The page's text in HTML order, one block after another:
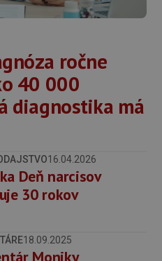
ročne
40 000
diagnostika má
16.04.2026
Deň narcisov
30 rokov
18.09.2025
Moniky